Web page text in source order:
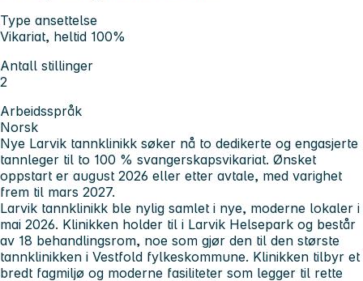
Type ansettelse
Vikariat, heltid 100%
Antall stillinger
2
Arbeidsspråk
Norsk
Nye Larvik tannklinikk søker nå to dedikerte og engasjerte
tannleger til to 100 % svangerskapsvikariat. Ønsket
oppstart er august 2026 eller etter avtale, med varighet
frem til mars 2027.
Larvik tannklinikk ble nylig samlet i nye, moderne lokaler i
mai 2026. Klinikken holder til i Larvik Helsepark og består
av 18 behandlingsrom, noe som gjør den til den største
tannklinikken i Vestfold fylkeskommune. Klinikken tilbyr et
bredt fagmiljø og moderne fasiliteter som legger til rette